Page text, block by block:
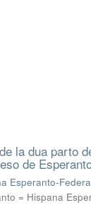
la dua parto
de
Esperanto-
= Hispana